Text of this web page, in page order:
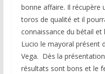
bonne affaire. Il récupère
toros de qualité et il
connaissance du bétail
Lucio le mayoral présent
Vega. Dès la
résultats sont bons et le